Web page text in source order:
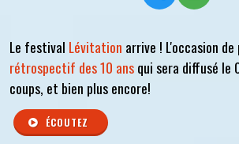
Le festival Lévitation arrive ! L'occasion
rétrospectif des 10 ansqui sera diffusé le
coups, et bien plus encore!
ÉCOUTEZ